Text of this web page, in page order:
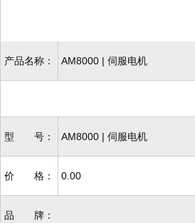
产品名称： AM8000 | 伺服电机
型 号： AM8000 | 伺服电机
价 格： 0.00
品 牌：